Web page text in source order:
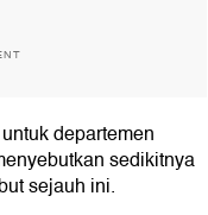
departemen
sedikitnya
sejauh ini.